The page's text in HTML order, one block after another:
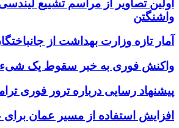
اولین تصاویر از مراسم تشییع
واشنگتن
آمار تازه وزارت بهداشت از
واکنش فوری به خبر سقوط یک شیء
پیشنهاد رسایی درباره ترور فوری
افزایش استفاده از مسیر عمان برای